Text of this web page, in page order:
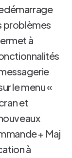
problèmes
à
le menu «
et
+ Maj
à